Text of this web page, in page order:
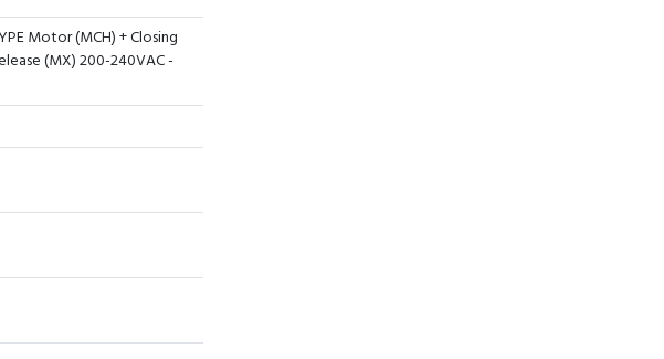
Motor (MCH) + Closing
(MX) 200-240VAC -